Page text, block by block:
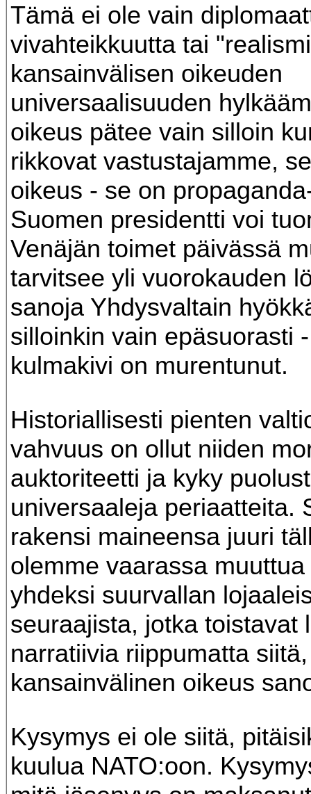
Tämä ei ole vain
vivahteikkuutta tai
kansainvälisen oikeuden
universaalisuuden
oikeus pätee vain silloin
rikkovat vastustajamme,
oikeus - se on
Suomen presidentti voi
Venäjän toimet päivässä
tarvitsee yli vuorokauden
sanoja Yhdysvaltain
silloinkin vain epäsuorasti
kulmakivi on murentunut.
Historiallisesti pienten
vahvuus on ollut niiden
auktoriteetti ja kyky
universaaleja periaatteita.
rakensi maineensa juuri
olemme vaarassa
yhdeksi suurvallan
seuraajista, jotka toistavat
narratiivia riippumatta
kansainvälinen oikeus
Kysymys ei ole siitä,
kuulua NATO:oon.